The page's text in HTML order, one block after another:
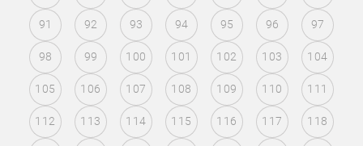
91 92 93 94 95 96 97
98 99 100 101 102 103 104
105 106 107 108 109 110 111
112 113 114 115 116 117 118